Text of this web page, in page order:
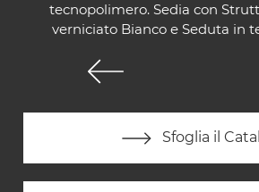
tecnopolimero. Sedia con
verniciato Bianco e Seduta in
Sfoglia il